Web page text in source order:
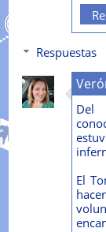
Respuestas
Del
El